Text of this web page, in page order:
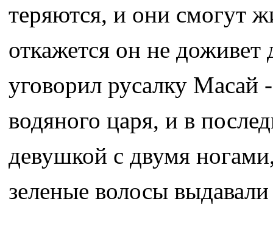
теряются, и они смогут
откажется он не
уговорил русалку Масай
водяного царя, и в
девушкой с двумя
зеленые волосы выдавали